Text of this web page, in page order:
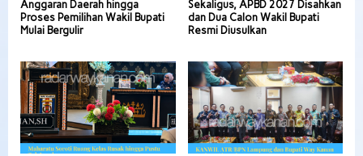
Anggaran Daerah hingga
Proses Pemilihan Wakil Bupati
Mulai Bergulir
Sekaligus, APBD 2027 Disahkan
dan Dua Calon Wakil Bupati
Resmi Diusulkan